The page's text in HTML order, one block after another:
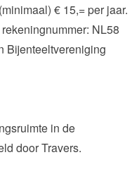
€ 15,= per jaar.
NL58
Bijenteeltvereniging
in de
door Travers.